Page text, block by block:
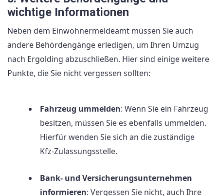
wichtige Informationen
Neben dem Einwohnermeldeamt müssen Sie auch
andere Behördengänge erledigen, um Ihren Umzug
nach Ergolding abzuschließen. Hier sind einige weitere
Punkte, die Sie nicht vergessen sollten:
Fahrzeug ummelden: Wenn Sie ein Fahrzeug
besitzen, müssen Sie es ebenfalls ummelden.
Hierfür wenden Sie sich an die zuständige
Kfz-Zulassungsstelle.
Bank- und Versicherungsunternehmen
informieren: Vergessen Sie nicht, auch Ihre